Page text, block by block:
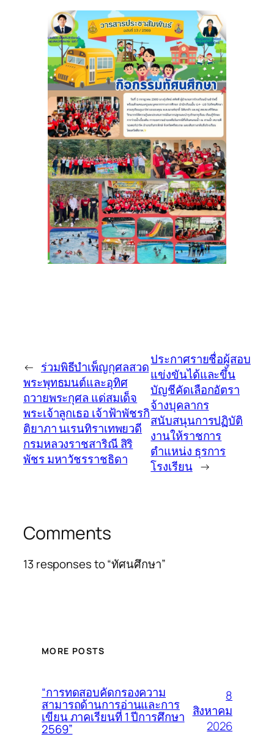
← ร่วมพิธีบำเพ็ญกุศลสวด
พระพุทธมนต์และอุทิศ
ถวายพระกุศล แด่สมเด็จ
พระเจ้าลูกเธอ เจ้าฟ้าพัชรกิ
ติยาภา นเรนทิราเทพยวดี
กรมหลวงราชสาริณี สิริ
พัชร มหาวัชรราชธิดา
ประกาศรายชื่อผู้สอบ
แข่งขันได้และขึ้น
บัญชีคัดเลือกอัตรา
จ้างบุคลากร
สนับสนุนการปฏิบัติ
งานให้ราชการ
ตำแหน่ง ธุรการ
โรงเรียน →
Comments
13 responses to “ทัศนศึกษา”
MORE POSTS
“การทดสอบคัดกรองความ
สามารถด้านการอ่านและการ
เขียน ภาคเรียนที่ 1 ปีการศึกษา
2569”
8
สิงหาคม
2026